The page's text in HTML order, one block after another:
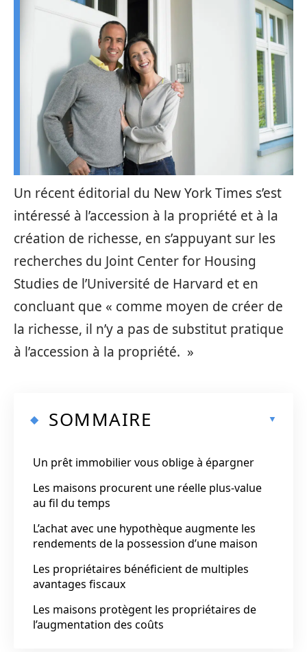
Un récent éditorial du New York Times s’est
intéressé à l’accession à la propriété et à la
création de richesse, en s’appuyant sur les
recherches du Joint Center for Housing
Studies de l’Université de Harvard et en
concluant que « comme moyen de créer de
la richesse, il n’y a pas de substitut pratique
à l’accession à la propriété. »
SOMMAIRE
Un prêt immobilier vous oblige à épargner
Les maisons procurent une réelle plus-value
au fil du temps
L’achat avec une hypothèque augmente les
rendements de la possession d’une maison
Les propriétaires bénéficient de multiples
avantages fiscaux
Les maisons protègent les propriétaires de
l’augmentation des coûts